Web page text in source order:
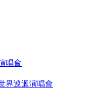
唱會
界巡迴演唱會